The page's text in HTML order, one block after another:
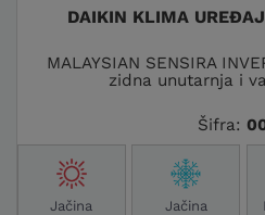
DAIKIN KLIMA
MALAYSIAN SENSIRA
zidna unutarnja i
Šifra:
Jačina
Jačina